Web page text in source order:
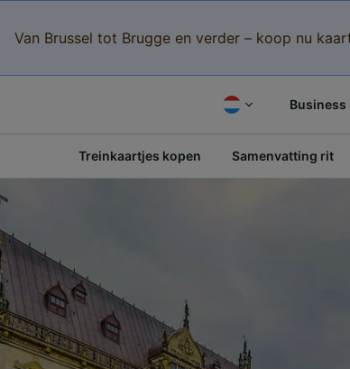
Van Brussel tot Brugge en verder – koop nu
Business
Treinkaartjes kopen Samenvatting rit